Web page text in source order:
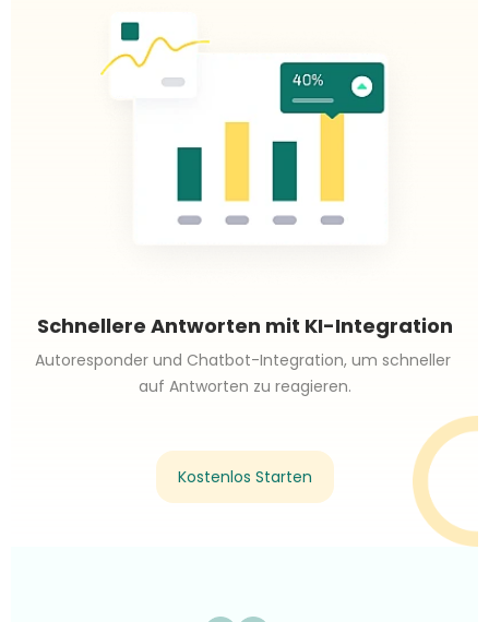
Schnellere Antworten mit KI-Integration
Autoresponder und Chatbot-Integration, um schneller
auf Antworten zu reagieren.
Kostenlos Starten